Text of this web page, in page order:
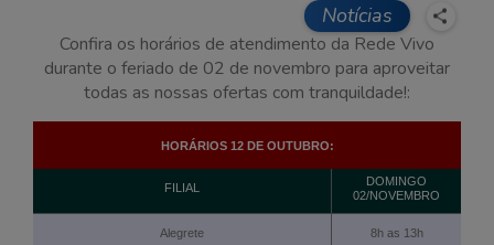
Serviços
Ações
Sorvete Rede Vivo
Conheça também
o Rancho
Atacadista
Notícias
Confira os horários de atendimento da Rede Vivo
durante o feriado de 02 de novembro para aproveitar
todas as nossas ofertas com tranquildade!:
HORÁRIOS 12 DE OUTUBRO:
FILIAL
DOMINGO
02/NOVEMBRO
Alegrete 8h as 13h